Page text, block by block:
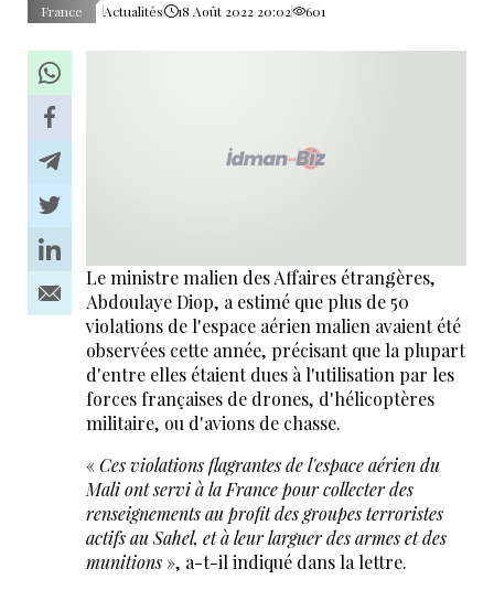
France Actualités 18 Août 2022 20:02 601
Le ministre malien des Affaires étrangères,
Abdoulaye Diop, a estimé que plus de 50
violations de l'espace aérien malien avaient été
observées cette année, précisant que la plupart
d'entre elles étaient dues à l'utilisation par les
forces françaises de drones, d'hélicoptères
militaire, ou d'avions de chasse.
«Ces violations flagrantes de l'espace aérien du
Mali ont servi à la France pour collecter des
renseignements au profit des groupes terroristes
actifs au Sahel, et à leur larguer des armes et des
munitions», a-t-il indiqué dans la lettre.